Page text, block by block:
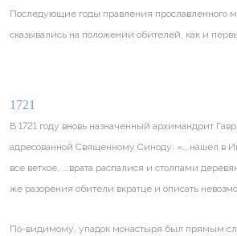
Последующие годы правления прославленного
сказывались на положении обителей, как и
1721
В 1721 году вновь назначенный архимандрит
адресованной Священному Синоду: «...нашел в
все ветхое, ...врата распалися и столпами
же разорения обители вкратце и описать
По-видимому, упадок монастыря был прямым